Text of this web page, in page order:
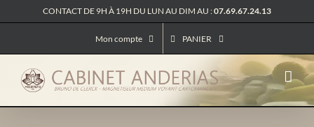
au
CONTACT DE 9H À 19H DU LUN AU DIM AU :07.69.67.24.13
Mon compte PANIER